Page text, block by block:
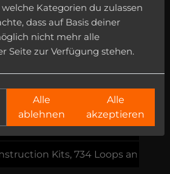
Kits, 734 Loops and
99,00 €
Kategorien du zulassen
dass auf Basis deiner
nicht mehr alle
Seite zur Verfügung stehen.
Alle
ablehnen
Alle
akzeptieren